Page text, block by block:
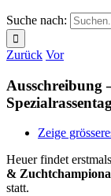
Suche nach:
Zurück Vor
Ausschreibung
Zeige
Heuer findet
&
statt.